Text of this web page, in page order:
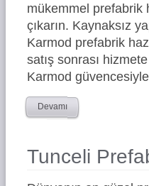
mükemmel prefabrik
çıkarın. Kaynaksız
Karmod prefabrik
satış sonrası
Karmod
Devamı
Tunceli